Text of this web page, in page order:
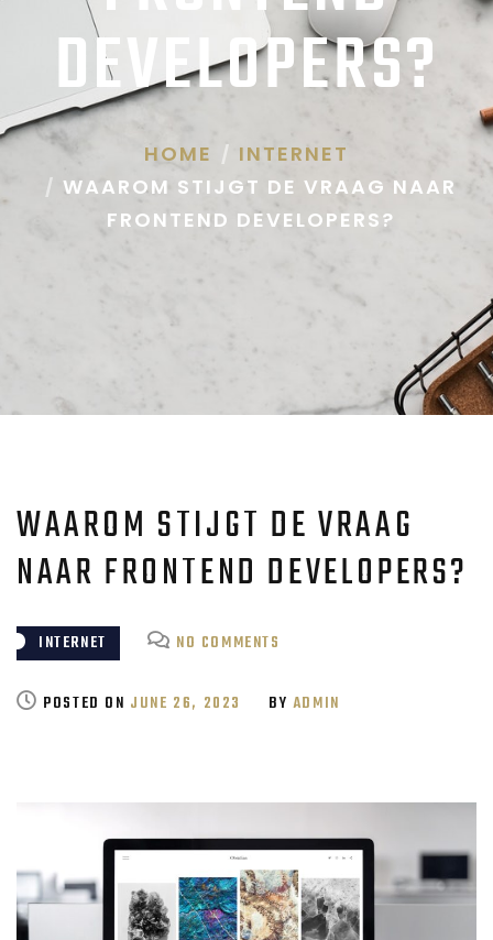
DEVELOPERS?
HOME
INTERNET
WAAROM STIJGT DE VRAAG NAAR
FRONTEND DEVELOPERS?
WAAROM STIJGT DE VRAAG
NAAR FRONTEND DEVELOPERS?
INTERNET NO COMMENTS
STIJGT
DEVELOPERS?
POSTED ON JUNE 26, 2023 BY ADMIN